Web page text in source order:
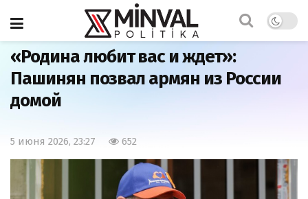
Главная
«Родина любит вас и ждет»:
Пашинян позвал армян из России
домой
5 июня 2026, 23:27 652